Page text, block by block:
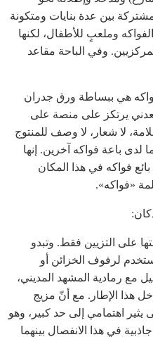
بين عدة بنايات ومتكونة
وملعبٍ للأطفال، لكنها
وفي الباحة مقاعد
هي ببساطة ورق جدران
يرتكز على منصة على
لا شعار، لا وصف للمنتوج
لدى باعة فواكه آخرين. إنها
بائع فواكه في هذا المكان
«فواكه».
على التزيين فقط. وتبدو
لرفوف الخزائن أو
مع رمادية المشهد المديني،
هذا الإطار. مع أنّ مزيج
يثير اهتمامي إلى حد كبير، وهو
في هذا الانفصال بينهما